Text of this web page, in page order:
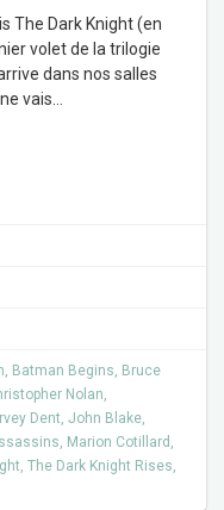
The Dark Knight (en
volet de la trilogie
dans nos salles
vais
, Batman Begins, Bruce
Nolan,
Dent, John Blake,
, Marion Cotillard ,
, The Dark Knight Rises,